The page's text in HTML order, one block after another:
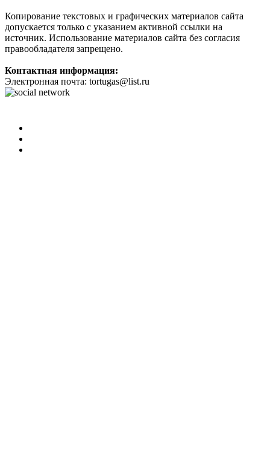
Копирование текстовых и графических материалов сайта
допускается только с указанием активной ссылки на
источник. Использование материалов сайта без согласия
правообладателя запрещено.
Контактная информация:
Электронная почта: tortugas@list.ru